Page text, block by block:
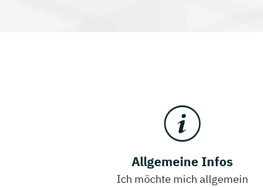
Allgemeine Infos
Ich möchte mich allgemein